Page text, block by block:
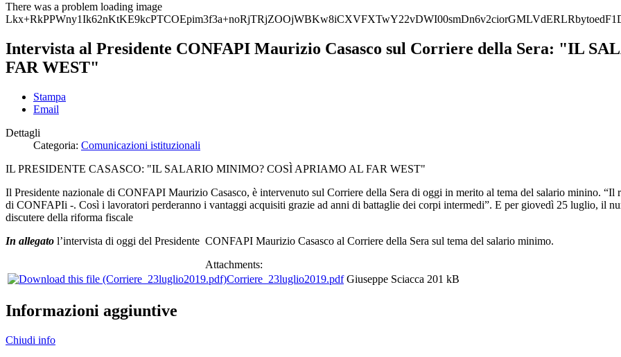
There was a problem loading image
Intervista al Presidente CONFAPI Maurizio Casasco sul Corriere della Sera: "IL
FAR WEST"
Stampa
Email
Dettagli
Categoria: Comunicazioni istituzionali
IL PRESIDENTE CASASCO: "IL SALARIO MINIMO? COSÌ APRIAMO AL FAR WEST"
Il Presidente nazionale di CONFAPI Maurizio Casasco, è intervenuto sul Corriere della Sera di oggi in merito al tema del salario minino.
di CONFAPIi -. Così i lavoratori perderanno i vantaggi acquisiti grazie ad anni di battaglie dei corpi intermedi”. E per giovedì 25 luglio, il
discutere della riforma fiscale
In allegato l’intervista di oggi del Presidente CONFAPI Maurizio Casasco al Corriere della Sera sul tema del salario minimo.
Attachments:
Corriere_23luglio2019.pdf Giuseppe Sciacca 201 kB
Informazioni aggiuntive
Chiudi info